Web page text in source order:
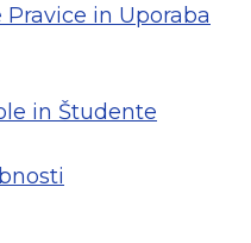
in Uporaba
in Študente